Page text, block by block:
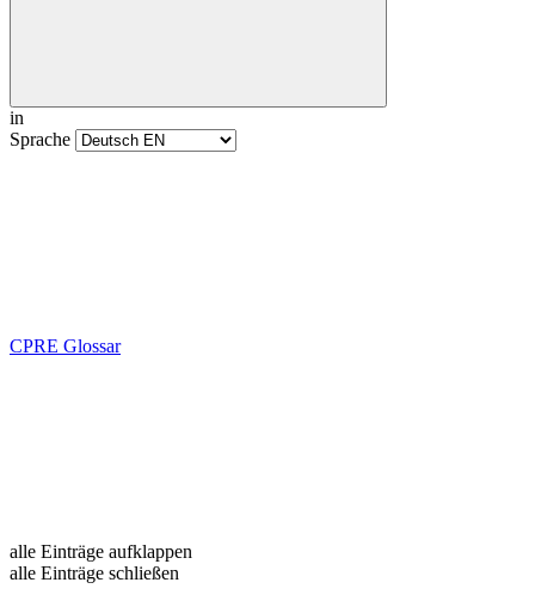
in
Sprache
CPRE Glossar
alle Einträge aufklappen
alle Einträge schließen